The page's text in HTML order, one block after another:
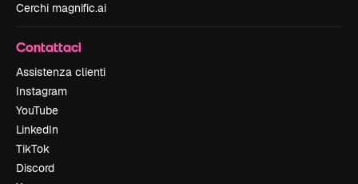
Cerchi magnific.ai
Contattaci
Assistenza clienti
Instagram
YouTube
LinkedIn
TikTok
Discord